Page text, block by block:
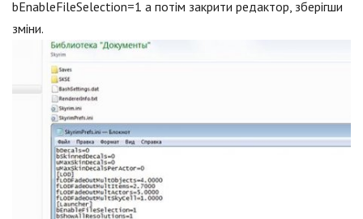
bEnableFileSelection=1 а потім закрити редактор, зберігши
зміни.